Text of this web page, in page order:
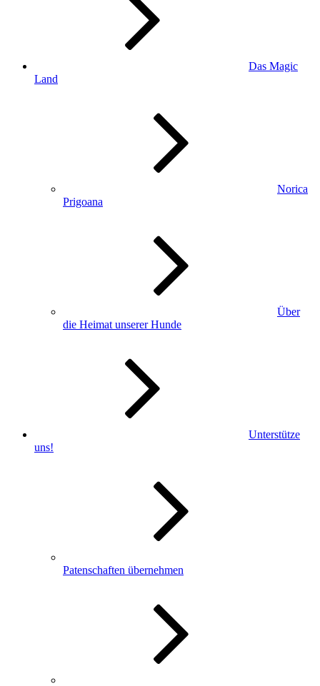
Das Magic
Land
Norica
Prigoana
Über
die Heimat unserer Hunde
Unterstütze
uns!
Patenschaften übernehmen